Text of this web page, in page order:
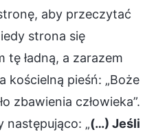
aby przeczytać
strona się
tę ładną, a zarazem
kościelną pieśń: „Boże
zbawienia człowieka”.
następująco: „(…) Jeśli